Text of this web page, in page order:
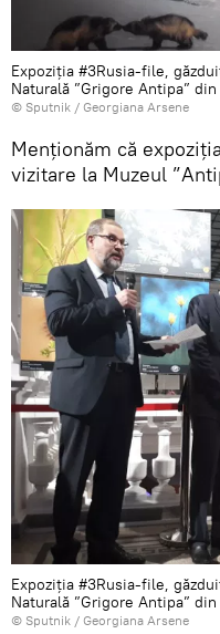
Expoziția #3Rusia-file,
Naturală ”Grigore Antipa”
© Sputnik / Georgiana Arsene
Menționăm că
vizitare la Muzeul
Expoziția #3Rusia-file,
Naturală ”Grigore Antipa”
© Sputnik / Georgiana Arsene